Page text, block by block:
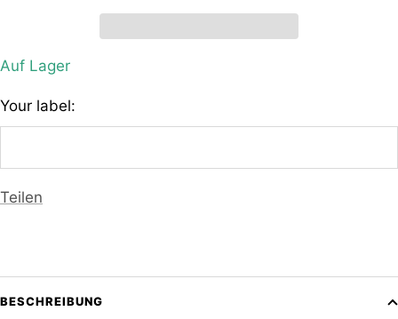
Auf Lager
Your label:
Teilen
BESCHREIBUNG